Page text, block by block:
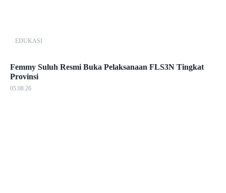
EDUKASI
Femmy Suluh Resmi Buka Pelaksanaan FLS3N Tingkat
Provinsi
05.08.26